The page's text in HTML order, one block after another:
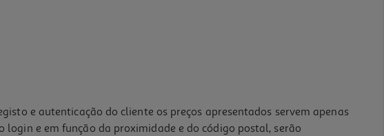
e autenticação do cliente os preços apresentados servem apenas
e em função da proximidade e do código postal, serão